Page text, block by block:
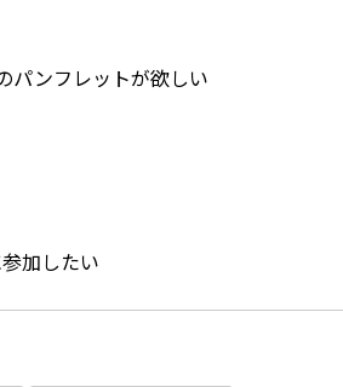
パンフレットが欲しい
加したい